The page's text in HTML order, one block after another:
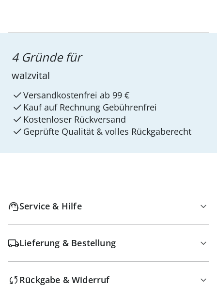
4 Gründe für
walzvital
Versandkostenfrei ab 99 €
Kauf auf Rechnung Gebührenfrei
Kostenloser Rückversand
Geprüfte Qualität & volles Rückgaberecht
Service & Hilfe
Lieferung & Bestellung
Rückgabe & Widerruf